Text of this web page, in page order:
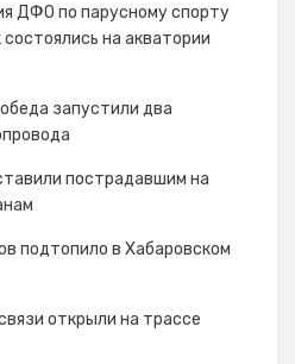
ДФО по парусному спорту
на акватории
запустили два
пострадавшим на
подтопило в Хабаровском
открыли на трассе